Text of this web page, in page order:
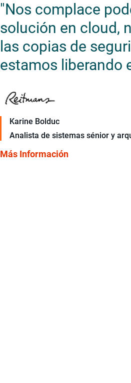
"Nos complace
solución en cloud,
las copias de
estamos liberando
Karine Bolduc
Analista de sistemas sénior y
Más Información